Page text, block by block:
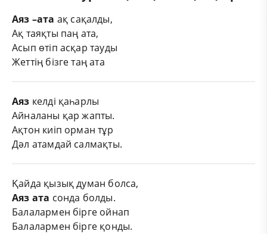
Аяз –ата ақ сақалды,
Ақ таяқты паң ата,
Асып өтіп асқар тауды
Жеттің бізге таң ата
Аяз келді қаһарлы
Айналаны қар жапты.
Ақтон киіп орман тұр
Дәл атамдай салмақты.
Қайда қызық думан болса,
Аяз ата сонда болды.
Балалармен бірге ойнап
Балалармен бірге қонды.